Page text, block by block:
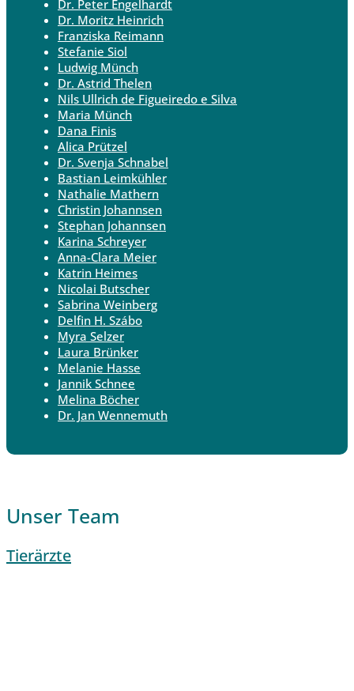
Dr. Peter Engelhardt
Dr. Moritz Heinrich
Franziska Reimann
Stefanie Siol
Ludwig Münch
Dr. Astrid Thelen
Nils Ullrich de Figueiredo e Silva
Maria Münch
Dana Finis
Alica Prützel
Dr. Svenja Schnabel
Bastian Leimkühler
Nathalie Mathern
Christin Johannsen
Stephan Johannsen
Karina Schreyer
Anna-Clara Meier
Katrin Heimes
Nicolai Butscher
Sabrina Weinberg
Delfin H. Szábo
Myra Selzer
Laura Brünker
Melanie Hasse
Jannik Schnee
Melina Böcher
Dr. Jan Wennemuth
Unser Team
Tierärzte